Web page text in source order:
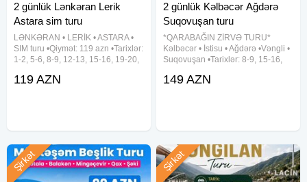
2 günlük Lənkəran Lerik
Astara sim turu
LƏNKƏRAN • LERİK • ASTARA •
SIM turu •Qiymət: 119 azn •Tarixlər:
1-2, 5-6, 8-9, 12-13, 15-16, 19-20,
daxildir: • Vıp nəqliyyat xidməti • 2
119 AZN
2 günlük Kəlbəcər Ağdərə
Suqovuşan turu
*QARABAĞIN ZİRVƏ TURU*
Kəlbəcər • İstisu • Ağdərə •Vəngli •
Suqovuşan •Tarixlər: 8-9, 15-16,
Riverside hotel (*4): 149 azn
149 AZN
Şirkət Şirkət